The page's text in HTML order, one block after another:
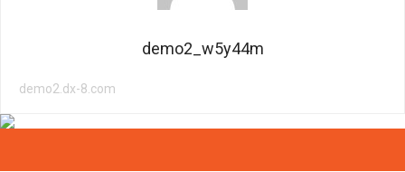
demo2_w5y44m
demo2.dx-8.com